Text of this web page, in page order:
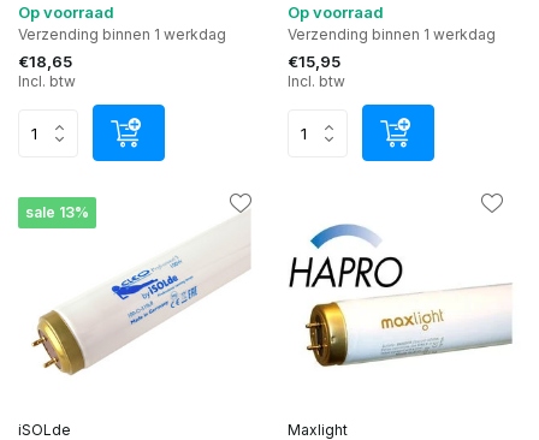
Op voorraad
Verzending binnen 1 werkdag
€18,65
Incl. btw
Op voorraad
Verzending binnen 1 werkdag
€15,95
Incl. btw
sale 13%
iSOLde Maxlight